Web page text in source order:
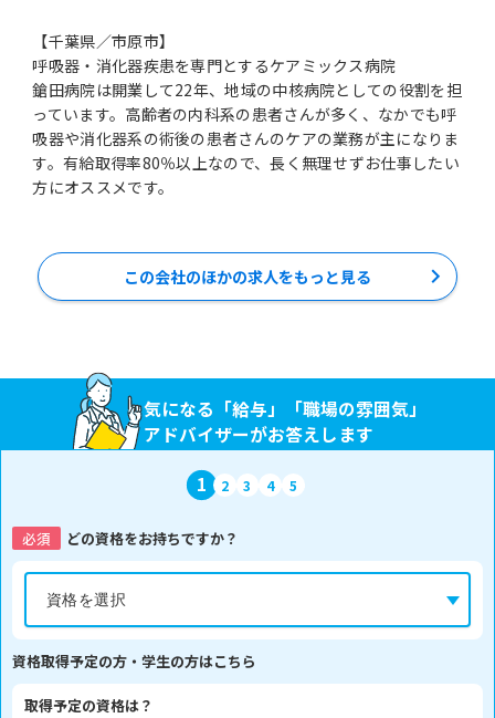
【千葉県／市原市】
呼吸器・消化器疾患を専門とするケアミックス病院
鎗田病院は開業して22年、地域の中核病院としての役割を担
っています。高齢者の内科系の患者さんが多く、なかでも呼
吸器や消化器系の術後の患者さんのケアの業務が主になりま
す。有給取得率80％以上なので、長く無理せずお仕事したい
方にオススメです。
この会社のほかの求人をもっと見る
気になる「給与」「職場の雰囲気」
アドバイザーがお答えします
1 2 3 4 5
必須 どの資格をお持ちですか？
資格取得予定の方・学生の方はこちら
取得予定の資格は？